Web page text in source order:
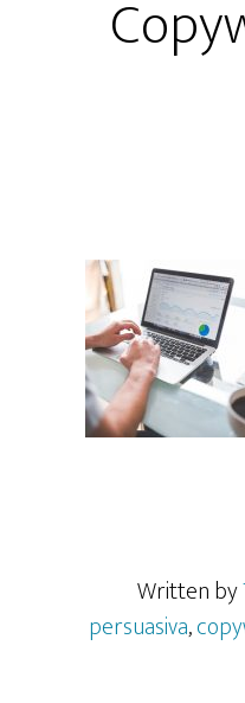
Written by
persuasiva,